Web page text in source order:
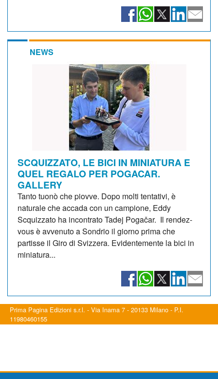
NEWS
SCQUIZZATO, LE BICI IN MINIATURA E
QUEL REGALO PER POGACAR.
GALLERY
Tanto tuonò che piovve. Dopo molti tentativi, è
naturale che accada con un campione, Eddy
Scquizzato ha incontrato Tadej Pogačar. Il rendez-
vous è avvenuto a Sondrio il giorno prima che
partisse il Giro di Svizzera. Evidentemente la bici in
miniatura...
Prima Pagina Edizioni s.r.l. - Via Inama 7 - 20133 Milano - P.I.
11980460155